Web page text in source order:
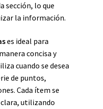
sección, lo que
la información.
es ideal para
concisa y
cuando se desea
de puntos,
Cada ítem se
utilizando